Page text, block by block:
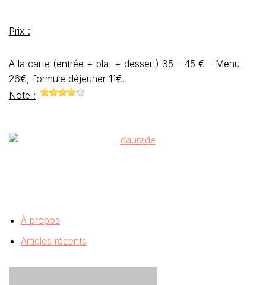
Prix :
A la carte (entrée + plat + dessert) 35 – 45 € – Menu
26€, formule déjeuner 11€.
Note :
À propos
Articles récents